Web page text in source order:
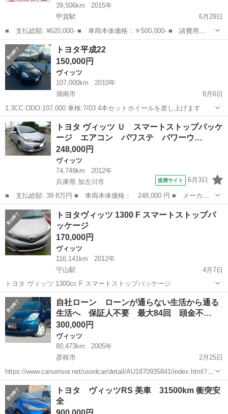
39,506km
2015年
甲賀駅
6月29日
■ 支払総額: ¥620,000- ■ 車両本体価格：￥500,000- ■ 諸費用
￥120,000- ※県外での登録、ご納車の場合別途、登録費用、陸送費が
かかります※ 車庫証明の提出は御客様で提出をお願いして...
滋賀 甲賀市 甲賀駅
トヨタ平成22
150,000円
ヴィッツ
107,000km
2010年
湖南市
8月6日
1.3CC ODO:107,000 車検:7/03 4本セットホイールを差し上げます
滋賀 湖南市 ヴィッツ
トヨタ ヴィッツ Ｕ スマートストップパッケ
ージ エアコン パワステ パワーウ…
248,000円
ヴィッツ
74,749km
2012年
兵庫県 加古川市
提携サイト 6月3日
■ 支払総額: 39.8万円 ■ 車両本体価格： 248,000 円 ■ メーカー
名： トヨタ ■ 車種名： ヴィッツ ■ グレード名： Ｕ スマー
トストップパッケージ エアコン パワステ パワーウインドウ エ
アバック Ａ...
兵庫 加古川市 ヴィッツ
トヨタヴィッツ 1300 F スマートストップパ
ッケージ
170,000円
ヴィッツ
116,141km
2012年
守山駅
4月7日
トヨタ ヴィッツ 1300cc F スマートストップパッケージ
滋賀 守山市 守山駅 ヴィッツ
自社ローン ローンが通らない生活から通る
生活へ 保証人不要 最大84回 頭金不…
300,000円
ヴィッツ
80,473km
2005年
彦根市
2月25日
https://www.carsensor.net/usedcar/detail/AU1870935841/index.html?
TRCD=200002&RESTID=CS210610 https://www.ss-s...
滋賀 彦根市 ヴィッツ
トヨタ ヴィッツRS 美車 31500km 衝突安
全